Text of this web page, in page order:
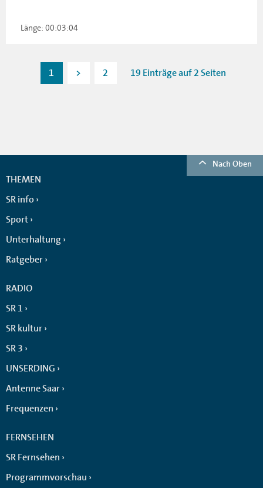
Länge: 00:03:04
1 > 2 19 Einträge auf 2 Seiten
Nach Oben
THEMEN
SR info
Sport
Unterhaltung
Ratgeber
RADIO
SR 1
SR kultur
SR 3
UNSERDING
Antenne Saar
Frequenzen
FERNSEHEN
SR Fernsehen
Programmvorschau